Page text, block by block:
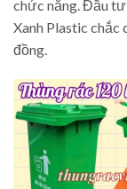
chức năng. Đầu
Xanh Plastic chắc
đồng.